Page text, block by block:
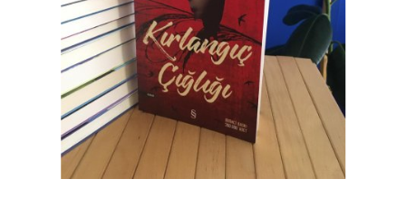
Çocuk Kitapları
Araştırma - Tarih
Din Tasavvuf